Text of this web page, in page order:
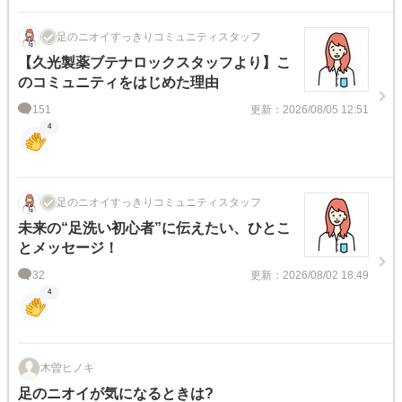
足のニオイすっきりコミュニティスタッフ
【久光製薬ブテナロックスタッフより】こ
のコミュニティをはじめた理由
151 更新：2026/08/05 12:51
4
足のニオイすっきりコミュニティスタッフ
未来の“足洗い初心者”に伝えたい、ひとこ
とメッセージ！
32 更新：2026/08/02 18:49
4
木曽ヒノキ
足のニオイが気になるときは?